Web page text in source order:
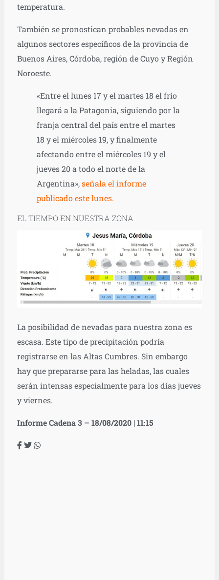
temperatura.
También se pronostican probables nevadas en
algunos sectores específicos de la provincia de
Buenos Aires, Córdoba, región de Cuyo y Región
Noroeste.
«Entre el lunes 17 y el martes 18 el frío
llegará a la Patagonia, siguiendo por la
franja central del país entre el martes
18 y el miércoles 19, y finalmente
afectando entre el miércoles 19 y el
jueves 20 a todo el norte de la
Argentina»,señala el informe
publicado este lunes.
EL TIEMPO EN NUESTRA ZONA
La posibilidad de nevadas para nuestra zona es
escasa. Este tipo de precipitación podría
registrarse en las Altas Cumbres. Sin embargo
hay que prepararse para las heladas, las cuales
serán intensas especialmente para los días jueves
y viernes.
Informe Cadena 3 – 18/08/2020 | 11:15